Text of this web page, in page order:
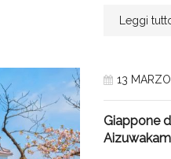
Leggi
13
Giappone